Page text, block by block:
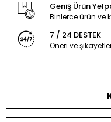
Geniş Ürün
Binlerce ürün ve
7 / 24 DESTEK
Öneri ve